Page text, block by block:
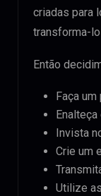
criadas para
transforma-
Então
Faça
Invista
Crie um
Utilize